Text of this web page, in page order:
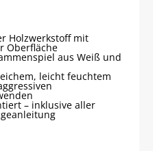
Holzwerkstoff mit
Oberfläche
aus Weiß und
leicht feuchtem
– inklusive aller